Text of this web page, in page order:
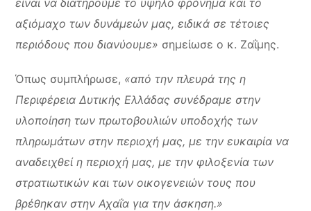
είναι να διατηρούμε το υψηλό φρόνημα και το
αξιόμαχο των δυνάμεών μας, ειδικά σε τέτοιες
περιόδους που διανύουμε» σημείωσε ο κ. Ζαΐμης.
Όπως συμπλήρωσε, «από την πλευρά της η
Περιφέρεια Δυτικής Ελλάδας συνέδραμε στην
υλοποίηση των πρωτοβουλιών υποδοχής των
πληρωμάτων στην περιοχή μας, με την ευκαιρία να
αναδειχθεί η περιοχή μας, με την φιλοξενία των
στρατιωτικών και των οικογενειών τους που
βρέθηκαν στην Αχαΐα για την άσκηση.»